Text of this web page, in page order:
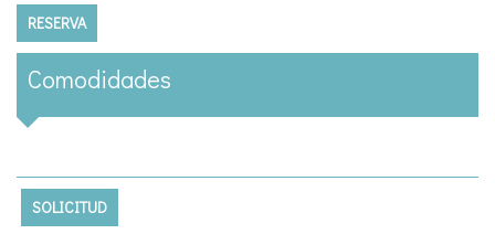
RESERVA
Comodidades
SOLICITUD